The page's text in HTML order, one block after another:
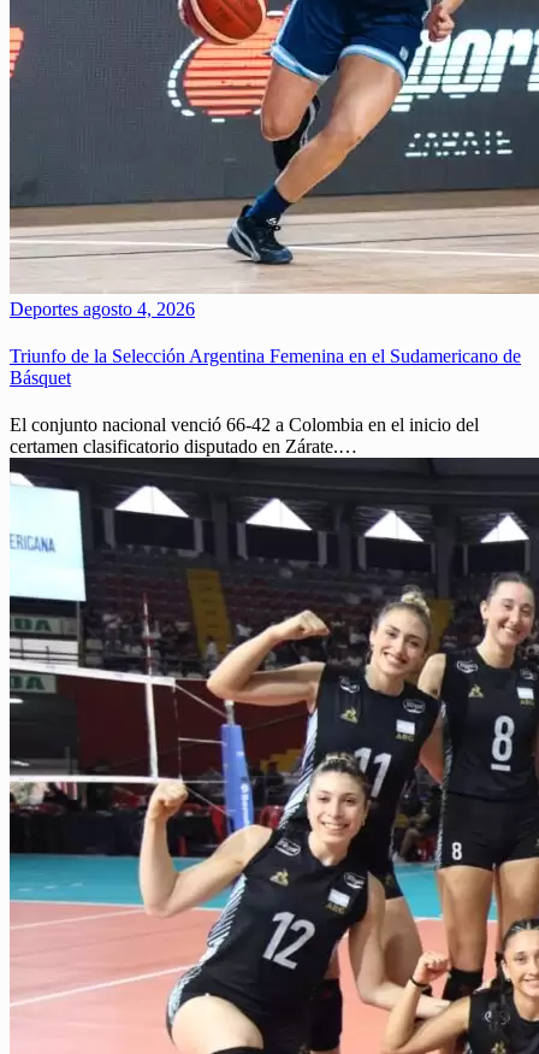
Deportes agosto 4, 2026
Triunfo de la Selección Argentina Femenina en el Sudamericano de
Básquet
El conjunto nacional venció 66-42 a Colombia en el inicio del
certamen clasificatorio disputado en Zárate.…